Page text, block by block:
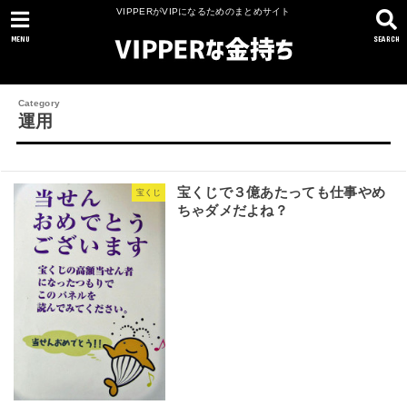
VIPPERがVIPになるためのまとめサイト
SEARCH
MENU
運用
宝くじ
宝くじで３億あたっても仕事やめ
ちゃダメだよね？